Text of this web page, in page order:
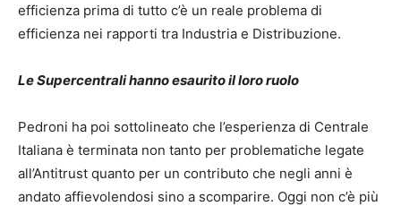
efficienza prima di tutto c’è un reale problema di
efficienza nei rapporti tra Industria e Distribuzione.
Le Supercentrali hanno esaurito il loro ruolo
Pedroni ha poi sottolineato che l’esperienza di Centrale
Italiana è terminata non tanto per problematiche legate
all’Antitrust quanto per un contributo che negli anni è
andato affievolendosi sino a scomparire. Oggi non c’è più